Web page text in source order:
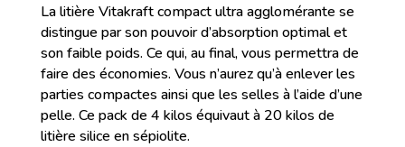
La litière Vitakraft compact ultra agglomérante se
distingue par son pouvoir d’absorption optimal et
son faible poids. Ce qui, au final, vous permettra de
faire des économies. Vous n’aurez qu’à enlever les
parties compactes ainsi que les selles à l’aide d’une
pelle. Ce pack de 4 kilos équivaut à 20 kilos de
litière silice en sépiolite.